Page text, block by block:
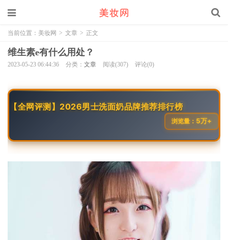
当前位置： 美妆网 > 文章 > 正文
维生素e有什么用处？
2023-05-23 06:44:36 分类： 文章 阅读(307) 评论(0)
【全网评测】2026男士洗面奶品牌推荐排行榜
浏览量： 5万+